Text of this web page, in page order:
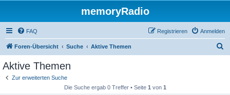
memoryRadio
FAQ Anmelden
Registrieren
Foren-Übersicht Suche Aktive Themen
Aktive Themen
Zur erweiterten Suche
Die Suche ergab 0 Treffer • Seite 1 von 1